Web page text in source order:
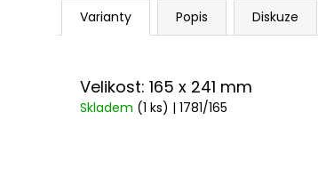
Varianty Popis Diskuze
Velikost: 165 x 241 mm
Skladem (1 ks) | 1781/165